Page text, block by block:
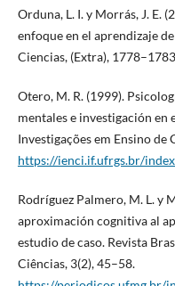
Orduna, L. I. y Morrás, J. E.
enfoque en el aprendizaje
Ciencias, (Extra),
Otero, M. R. (1999).
mentales e investigación en
Investigações em Ensino de
https://ienci.if.ufrgs.br/
Rodríguez Palmero, M. L. y
aproximación cognitiva al
estudio de caso. Revista
Ciências, 3(2), 45–58.